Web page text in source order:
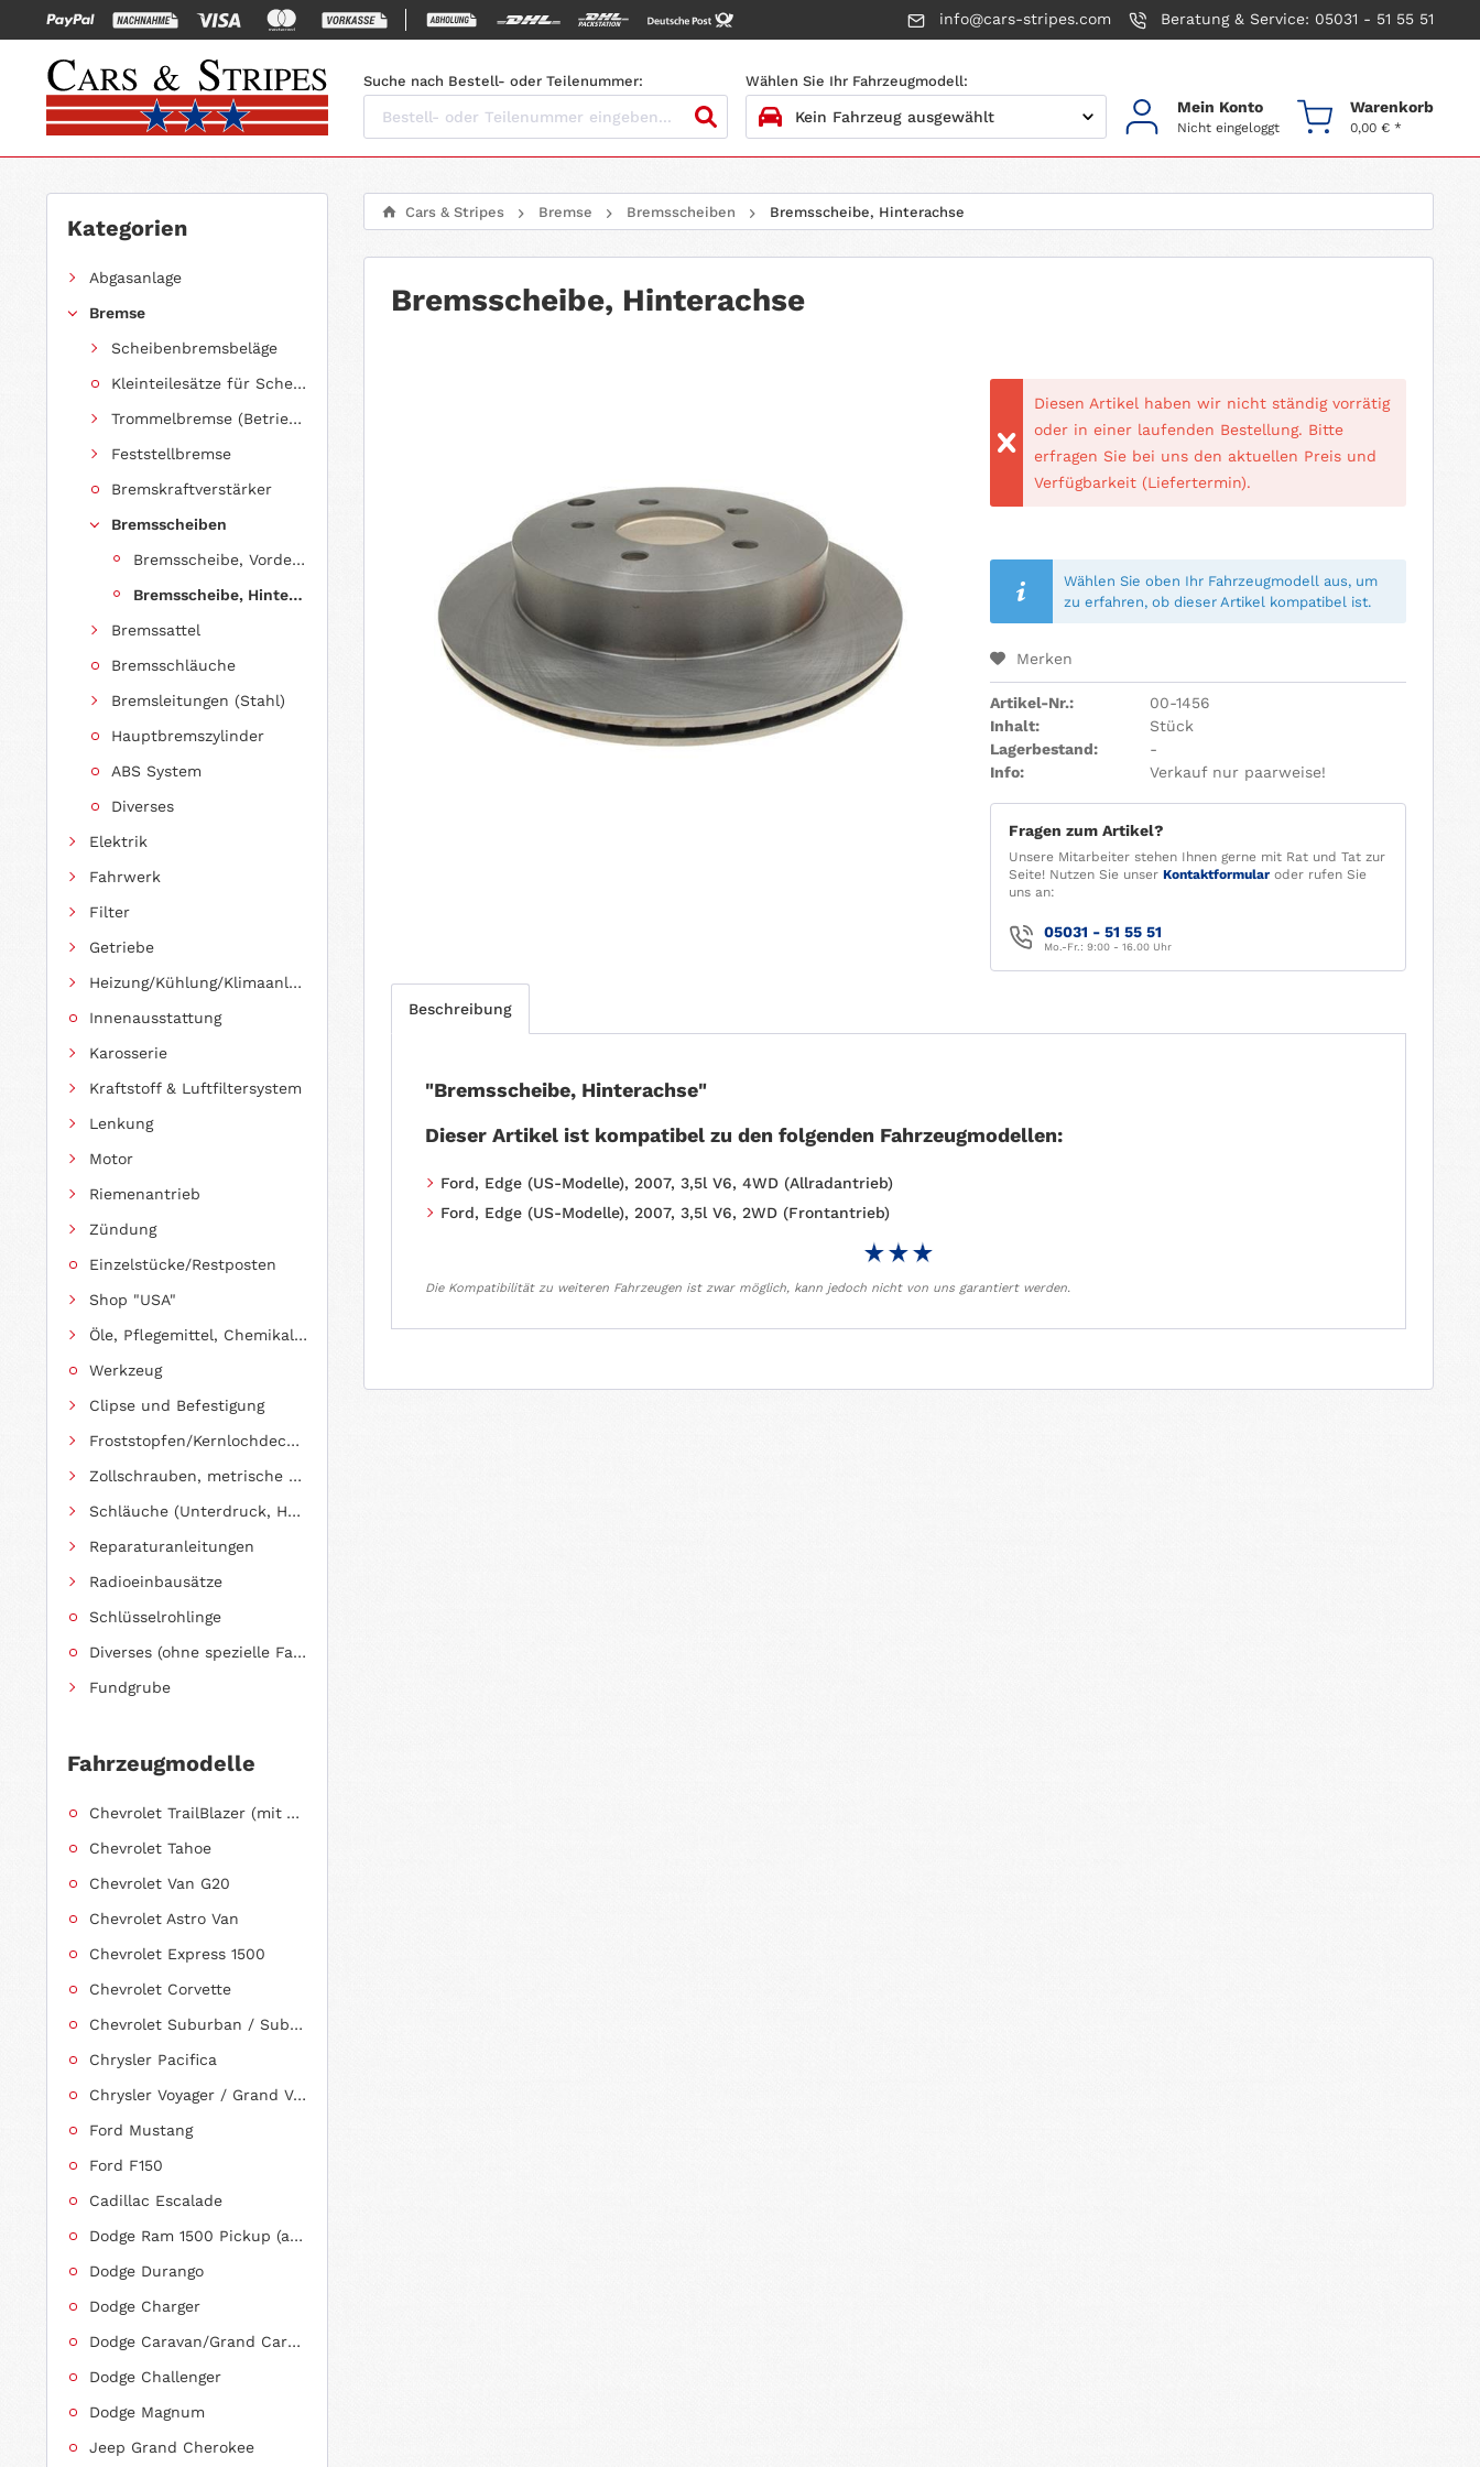
info@cars-stripes.com Beratung & Service: 05031 - 51 55 51
Suche nach Bestell- oder Teilenummer: Wählen Sie Ihr Fahrzeugmodell:
2. MODELL
Mein Konto
Nicht eingeloggt
Warenkorb
0,00 € *
Kategorien
Abgasanlage
Bremse
Scheibenbremsbeläge
Kleinteilesätze für Scheibenbremsbeläge
Trommelbremse (Betriebsbremse)
Feststellbremse
Bremskraftverstärker
Bremsscheiben
Bremsscheibe, Vorderachse
Bremsscheibe, Hinterachse
Bremssattel
Bremsschläuche
Bremsleitungen (Stahl)
Hauptbremszylinder
ABS System
Diverses
Elektrik
Fahrwerk
Filter
Getriebe
Heizung/Kühlung/Klimaanlage
Innenausstattung
Karosserie
Kraftstoff & Luftfiltersystem
Lenkung
Motor
Riemenantrieb
Zündung
Einzelstücke/Restposten
Shop "USA"
Öle, Pflegemittel, Chemikalien und Additive
Werkzeug
Clipse und Befestigung
Froststopfen/Kernlochdeckel (nach Abmessung sortiert)
Zollschrauben, metrische Schauben, Stehbolzen
Schläuche (Unterdruck, Heizung, Kraftstoff usw.) und Zubehör
Reparaturanleitungen
Radioeinbausätze
Schlüsselrohlinge
Diverses (ohne spezielle Fahrzeugzuordnung)
Fundgrube
Fahrzeugmodelle
Chevrolet TrailBlazer (mit Allradantrieb)
Chevrolet Tahoe
Chevrolet Van G20
Chevrolet Astro Van
Chevrolet Express 1500
Chevrolet Corvette
Chevrolet Suburban / Suburban 1500
Chrysler Pacifica
Chrysler Voyager / Grand Voyager
Ford Mustang
Ford F150
Cadillac Escalade
Dodge Ram 1500 Pickup (ab 2011 siehe RAM)
Dodge Durango
Dodge Charger
Dodge Caravan/Grand Caravan
Dodge Challenger
Dodge Magnum
Jeep Grand Cherokee
Cars & Stripes Bremse Bremsscheiben Bremsscheibe, Hinterachse
Bremsscheibe, Hinterachse
Diesen Artikel haben wir nicht ständig vorrätig
oder in einer laufenden Bestellung. Bitte
erfragen Sie bei uns den aktuellen Preis und
Verfügbarkeit (Liefertermin).
Wählen Sie oben Ihr Fahrzeugmodell aus, um
zu erfahren, ob dieser Artikel kompatibel ist.
Merken
Artikel-Nr.:
00-1456
Inhalt:
Stück
Lagerbestand:
-
Info:
Verkauf nur paarweise!
Fragen zum Artikel?
Unsere Mitarbeiter stehen Ihnen gerne mit Rat und Tat zur
Seite! Nutzen Sie unser Kontaktformularoder rufen Sie
uns an:
05031 - 51 55 51
Mo.-Fr.: 9:00 - 16.00 Uhr
Beschreibung
"Bremsscheibe, Hinterachse"
Dieser Artikel ist kompatibel zu den folgenden Fahrzeugmodellen:
Ford, Edge (US-Modelle), 2007, 3,5l V6, 4WD (Allradantrieb)
Ford, Edge (US-Modelle), 2007, 3,5l V6, 2WD (Frontantrieb)
Die Kompatibilität zu weiteren Fahrzeugen ist zwar möglich, kann jedoch nicht von uns garantiert werden.